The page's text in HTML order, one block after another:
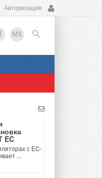
Авторизация
MX
EN
EC
с EC-
...